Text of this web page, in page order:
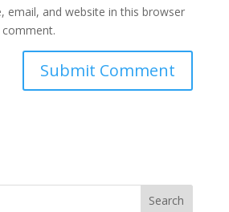
email, and website in this browser
Search